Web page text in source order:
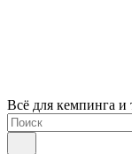
Всё для кемпинга и